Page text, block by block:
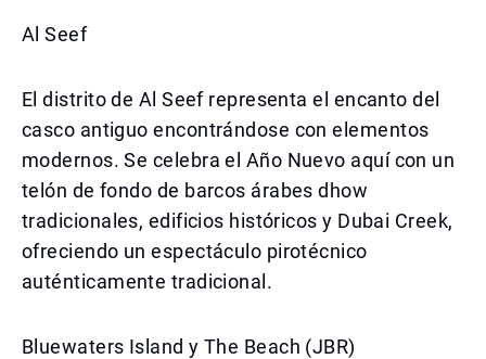
Al Seef
El distrito de Al Seef representa el encanto del
casco antiguo encontrándose con elementos
modernos. Se celebra el Año Nuevo aquí con un
telón de fondo de barcos árabes dhow
tradicionales, edificios históricos y Dubai Creek,
ofreciendo un espectáculo pirotécnico
auténticamente tradicional.
Bluewaters Island y The Beach (JBR)